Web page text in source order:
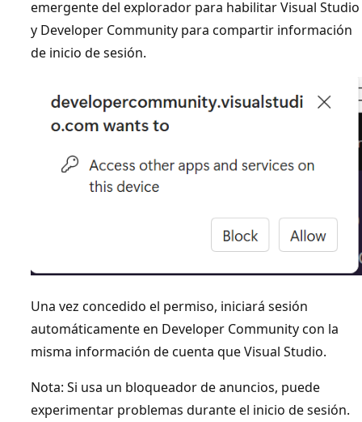
emergente del explorador para habilitar Visual Studio
y Developer Community para compartir información
de inicio de sesión.
Una vez concedido el permiso, iniciará sesión
automáticamente en Developer Community con la
misma información de cuenta que Visual Studio.
Nota: Si usa un bloqueador de anuncios, puede
experimentar problemas durante el inicio de sesión.